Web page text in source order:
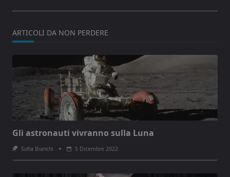
ARTICOLI DA NON PERDERE
Gli astronauti vivranno sulla Luna
Sofia Bianchi 5 Dicembre 2022